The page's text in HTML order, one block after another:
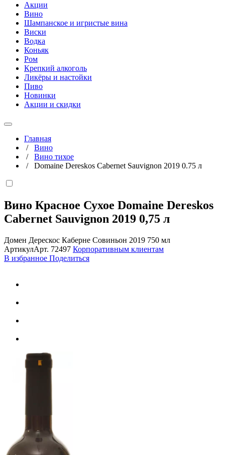
Акции
Вино
Шампанское и игристые вина
Виски
Водка
Коньяк
Ром
Крепкий алкоголь
Ликёры и настойки
Пиво
Новинки
Акции и скидки
Главная
/ Вино
/ Вино тихое
/ Domaine Dereskos Cabernet Sauvignon 2019 0.75 л
Вино Красное Сухое Domaine Dereskos
Cabernet Sauvignon 2019 0,75 л
Домен Дерескос Каберне Совиньон 2019 750 мл
АртикулАрт. 72497 Корпоративным клиентам
В избранное Поделиться